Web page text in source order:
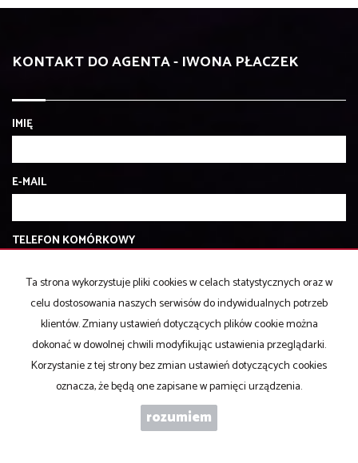
KONTAKT DO AGENTA - IWONA PŁACZEK
IMIĘ
E-MAIL
TELEFON KOMÓRKOWY
KOD ZABEZPIECZAJĄCY
WIADOMOŚĆ
Ta strona wykorzystuje pliki cookies w celach statystycznych oraz w
celu dostosowania naszych serwisów do indywidualnych potrzeb
klientów. Zmiany ustawień dotyczących plików cookie można
dokonać w dowolnej chwili modyfikując ustawienia przeglądarki.
Korzystanie z tej strony bez zmian ustawień dotyczących cookies
oznacza, że będą one zapisane w pamięci urządzenia.
rozumiem